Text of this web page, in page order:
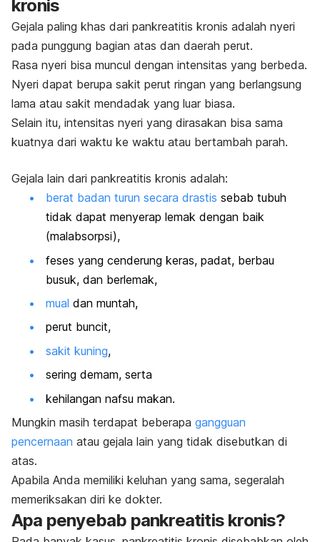
kronis
Gejala paling khas dari pankreatitis kronis adalah nyeri
pada punggung bagian atas dan daerah perut.
Rasa nyeri bisa muncul dengan intensitas yang berbeda.
Nyeri dapat berupa sakit perut ringan yang berlangsung
lama atau sakit mendadak yang luar biasa.
Selain itu, intensitas nyeri yang dirasakan bisa sama
kuatnya dari waktu ke waktu atau bertambah parah.
Gejala lain dari pankreatitis kronis adalah:
berat badan turun secara drastis sebab tubuh
tidak dapat menyerap lemak dengan baik
(malabsorpsi),
feses yang cenderung keras, padat, berbau
busuk, dan berlemak,
mual dan muntah,
perut buncit,
sakit kuning,
sering demam, serta
kehilangan nafsu makan.
Mungkin masih terdapat beberapa gangguan
pencernaan atau gejala lain yang tidak disebutkan di
atas.
Apabila Anda memiliki keluhan yang sama, segeralah
memeriksakan diri ke dokter.
Apa penyebab pankreatitis kronis?